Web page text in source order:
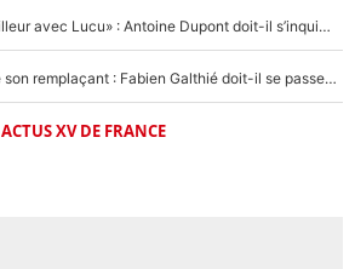
«Le XV de France est meilleur avec Lucu» : Antoine Dupont doit-il s’inquiéter pour sa place ?
Le XV de France a trouvé son remplaçant : Fabien Galthié doit-il se passer d'Antoine Dupont ?
ACTUS XV DE FRANCE